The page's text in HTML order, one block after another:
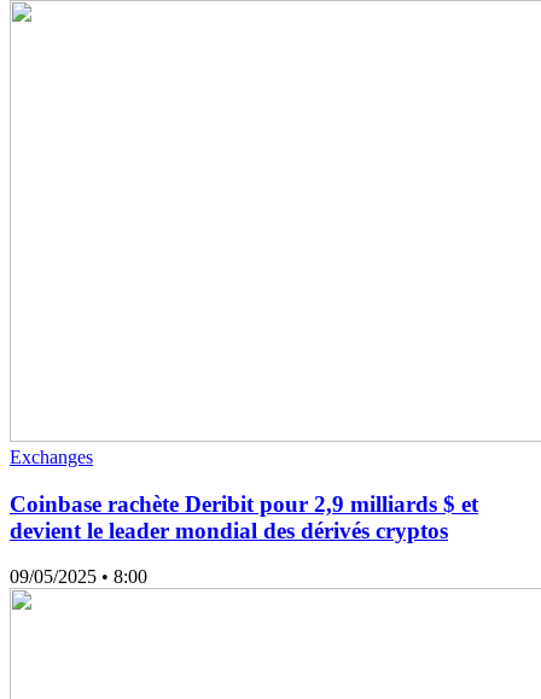
Exchanges
Coinbase rachète Deribit pour 2,9 milliards $ et
devient le leader mondial des dérivés cryptos
09/05/2025 • 8:00